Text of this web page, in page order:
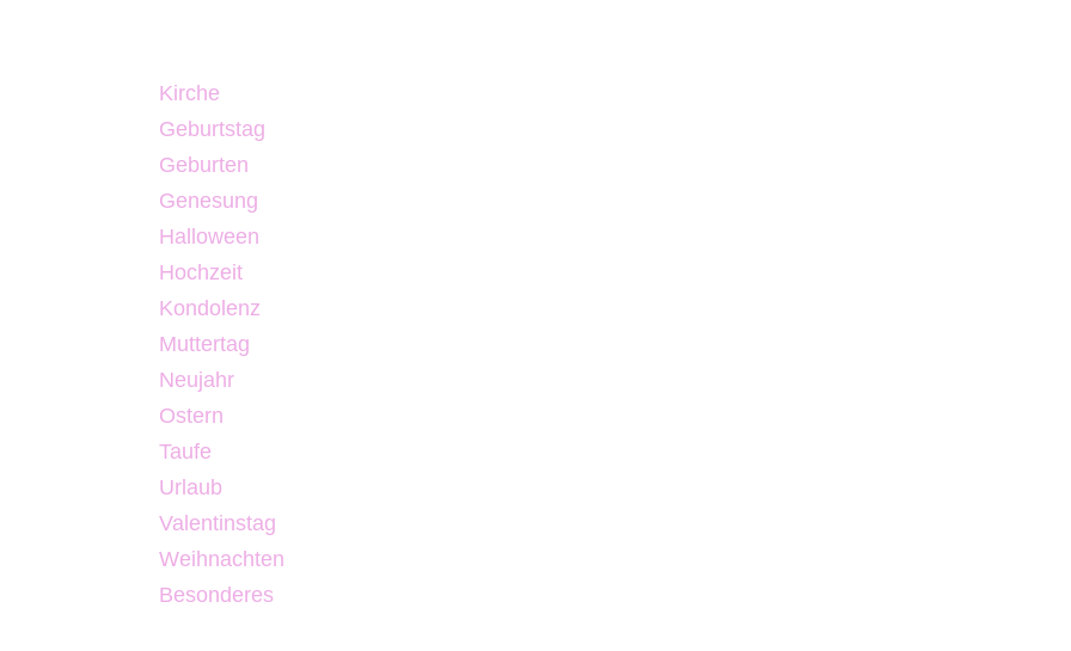
Kirche
Geburtstag
Geburten
Genesung
Halloween
Hochzeit
Kondolenz
Muttertag
Neujahr
Ostern
Taufe
Urlaub
Valentinstag
Weihnachten
Besonderes